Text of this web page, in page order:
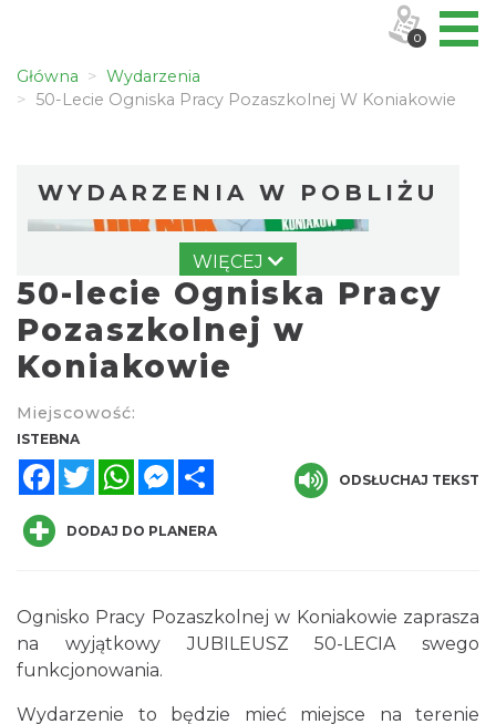
Główna
Wydarzenia
50-Lecie Ogniska Pracy Pozaszkolnej W Koniakowie
WYDARZENIA W POBLIŻU
Istebna
0.00 km
Robimy budki dla ptaków - zajęcia
warsztatowe
Istebna
WIĘCEJ
50-lecie Ogniska Pracy
Pozaszkolnej w
Koniakowie
Miejscowość:
ISTEBNA
FacebookTwitterWhatsAppMessenger
ODSŁUCHAJ TEKST
DODAJ DO PLANERA
Ognisko Pracy Pozaszkolnej w Koniakowie zaprasza
na wyjątkowy JUBILEUSZ 50-LECIA swego
funkcjonowania.
Wydarzenie to będzie mieć miejsce na terenie
0